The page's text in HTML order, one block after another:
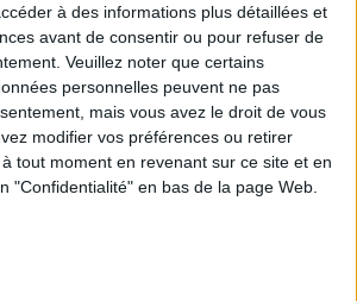
à des informations plus détaillées et
avant de consentir ou pour refuser de
Veuillez noter que certains
personnelles peuvent ne pas
mais vous avez le droit de vous
modifier vos préférences ou retirer
tout moment en revenant sur ce site et en
"Confidentialité" en bas de la page Web.
la viande par des féculents ?
diététique du 05/08/2026